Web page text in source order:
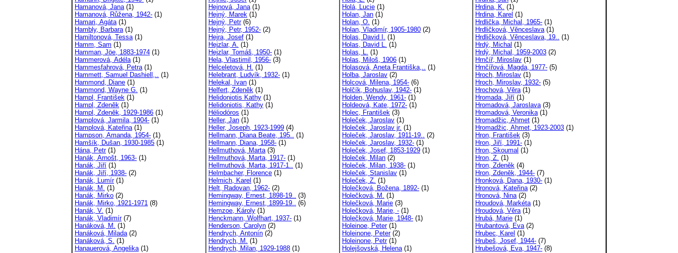
Hamanová, Jana(1)
Hamanová, Růžena, 1942- (1)
Hamari, Agáta(1)
Hambly, Barbara(1)
Hamiltonová, Tessa(1)
Hamm, Sam (1)
Hamman, Jöe, 1883-1974 (1)
Hammerová, Adéla(1)
Hammesfahrová, Petra(1)
Hammett, Samuel Dashiell,.. (1)
Hammond, Diane (1)
Hammond, Wayne G. (1)
Hampl, František (1)
Hampl, Zdeněk (1)
Hampl, Zdeněk, 1929-1986 (1)
Hamplová, Jarmila, 1904- (1)
Hamplová, Kateřina(1)
Hampson, Amanda, 1954- (1)
Hamšík, Dušan, 1930-1985 (1)
Hána, Petr(1)
Hanák, Arnošt, 1963- (1)
Hanák, Jiří (1)
Hanák, Jiří, 1938- (2)
Hanák, Lumír(1)
Hanák, M. (1)
Hanák, Mirko (2)
Hanák, Mirko, 1921-1971 (8)
Hanák, V. (1)
Hanák, Vladimír(7)
Hanáková, M. (1)
Hanáková, Milada(2)
Hanáková, S. (1)
Hanauerová, Angelika(1)
Hejnová, Jana(1)
Hejný, Marek (1)
Hejný, Petr(6)
Hejný, Petr, 1952- (2)
Hejra, Josef (1)
Hejzlar, A. (1)
Hejzlar, Tomáš, 1950- (1)
Hela, Vlastimil, 1956- (3)
Helceletová, H. (1)
Helebrant, Ludvík, 1932- (1)
Helekal, Ivan (1)
Helfert, Zdeněk (1)
Helidoniotis Kathy (1)
Helidoniotis, Kathy (1)
Héliodóros (1)
Heller, Jan (1)
Heller, Joseph, 1923-1999 (4)
Hellmann, Diana Beate, 195.. (1)
Hellmann, Diana, 1958- (1)
Hellmuthová, Marta(3)
Hellmuthová, Marta, 1917- (1)
Hellmuthová, Marta, 1917-1.. (1)
Helmbacher, Florence (1)
Helmich, Karel (1)
Helt, Radovan, 1962- (2)
Hemingway, Ernest, 1898-19.. (3)
Hemingway, Ernest, 1899-19.. (6)
Hemzoe, Károly (1)
Henckmann, Wolfhart, 1937- (1)
Henderson, Carolyn (2)
Hendrych, Antonín (2)
Hendrych, M. (1)
Hendrych, Milan, 1929-1988 (1)
Holá, Lucie (1)
Holan, Jan (1)
Holan, O. (1)
Holan, Vladimír, 1905-1980 (2)
Holas, David I. (1)
Holas, David L. (1)
Holas, L. (1)
Holas, Miloš, 1906 (1)
Holasová, Aneta Františka,.. (1)
Holba, Jaroslav (2)
Holcová, Milena, 1954- (6)
Holčík, Bohuslav, 1942- (1)
Holden, Wendy, 1961- (1)
Holdeová, Kate, 1972- (1)
Holec, František (3)
Holeček, Jaroslav (1)
Holeček, Jaroslav jr. (1)
Holeček, Jaroslav, 1911-19.. (2)
Holeček, Jaroslav, 1932- (1)
Holeček, Josef, 1853-1929 (1)
Holeček, Milan (2)
Holeček, Milan, 1938- (1)
Holeček, Stanislav (1)
Holeček, Z. (1)
Holečková, Božena, 1892- (1)
Holečková, M. (1)
Holečková, Marie (3)
Holečková, Marie, - (1)
Holečková, Marie, 1948- (1)
Holeinoe, Peter(1)
Holeinone, Peter(2)
Holeinone, Petr(1)
Holejšovská, Helena(1)
Hrdina, K. (1)
Hrdina, Karel (1)
Hrdlička, Michal, 1965- (1)
Hrdličková, Věnceslava(1)
Hrdličková, Věnceslava, 19.. (1)
Hrdý, Michal (1)
Hrdý, Michal, 1959-2003 (2)
Hrnčíř, Miroslav (1)
Hrnčířová, Magda, 1977- (5)
Hroch, Miroslav (1)
Hroch, Miroslav, 1932- (5)
Hrochová, Věra(1)
Hromada, Jiří (1)
Hromadová, Jaroslava(3)
Hromadová, Veronika(1)
Hromadžic, Ahmet (1)
Hromadžic, Ahmet, 1923-2003 (1)
Hron, František (3)
Hron, Jiří, 1991- (1)
Hron, Skoumal (1)
Hron, Z. (1)
Hron, Zdeněk (4)
Hron, Zdeněk, 1944- (7)
Hronková, Dana, 1930- (1)
Hronová, Kateřina(2)
Hronová, Nina(2)
Hroudová, Markéta(1)
Hroudová, Věra(1)
Hrubá, Marie (1)
Hrubantová, Eva(2)
Hrubec, Karel (1)
Hrubeš, Josef, 1944- (7)
Hrubešová, Eva, 1947- (8)